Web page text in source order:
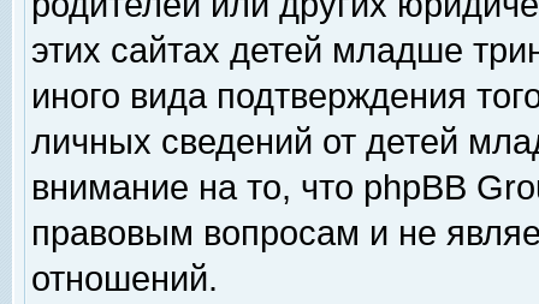
этих сайтах детей младше
иного вида подтверждения
личных сведений от детей
внимание на то, что phpBB
правовым вопросам и не
отношений.